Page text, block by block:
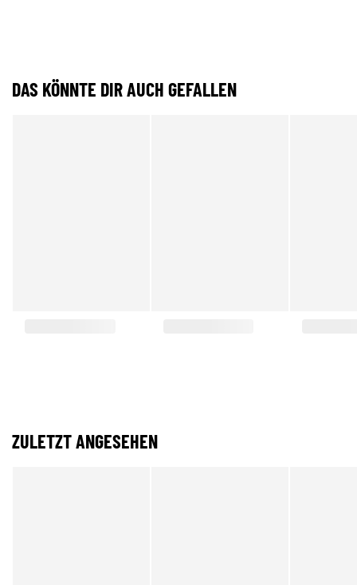
DAS KÖNNTE DIR AUCH GEFALLEN
ZULETZT ANGESEHEN